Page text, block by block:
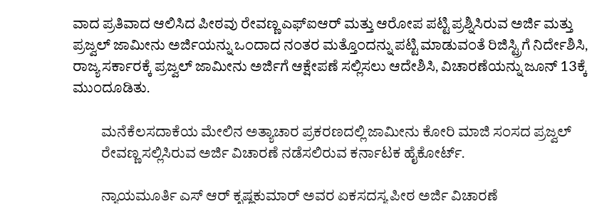
ವಾದ ಪ್ರತಿವಾದ ಆಲಿಸಿದ ಪೀಠವು ರೇವಣ್ಣ ಎಫ್‌ಐಆರ್‌ ಮತ್ತು ಆರೋಪ ಪಟ್ಟಿ ಪ್ರಶ್ನಿಸಿರುವ ಅರ್ಜಿ ಮತ್ತು
ಪ್ರಜ್ವಲ್‌ ಜಾಮೀನು ಅರ್ಜಿಯನ್ನು ಒಂದಾದ ನಂತರ ಮತ್ತೊಂದನ್ನು ಪಟ್ಟಿ ಮಾಡುವಂತೆ ರಿಜಿಸ್ಟ್ರಿಗೆ ನಿರ್ದೇಶಿಸಿ,
ರಾಜ್ಯ ಸರ್ಕಾರಕ್ಕೆ ಪ್ರಜ್ವಲ್‌ ಜಾಮೀನು ಅರ್ಜಿಗೆ ಆಕ್ಷೇಪಣೆ ಸಲ್ಲಿಸಲು ಆದೇಶಿಸಿ, ವಿಚಾರಣೆಯನ್ನು ಜೂನ್‌ 13ಕ್ಕೆ
ಮುಂದೂಡಿತು.
ಮನೆಕೆಲಸದಾಕೆಯ ಮೇಲಿನ ಅತ್ಯಾಚಾರ ಪ್ರಕರಣದಲ್ಲಿ ಜಾಮೀನು ಕೋರಿ ಮಾಜಿ ಸಂಸದ ಪ್ರಜ್ವಲ್‌
ರೇವಣ್ಣ ಸಲ್ಲಿಸಿರುವ ಅರ್ಜಿ ವಿಚಾರಣೆ ನಡೆಸಲಿರುವ ಕರ್ನಾಟಕ ಹೈಕೋರ್ಟ್‌.
ನ್ಯಾಯಮೂರ್ತಿ ಎಸ್‌ ಆರ್‌ ಕೃಷ್ಣಕುಮಾರ್‌ ಅವರ ಏಕಸದಸ್ಯ ಪೀಠ ಅರ್ಜಿ ವಿಚಾರಣೆ